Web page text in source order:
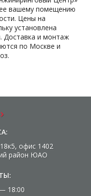
вашему помещению
Цены на
установлена
Доставка и монтаж
по Москве и
офис 1402
район ЮАО
18:00